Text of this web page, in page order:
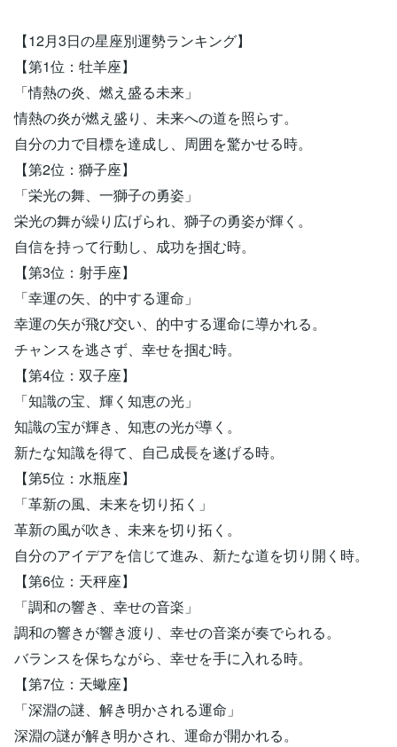
【12月3日の星座別運勢ランキング】
【第1位：牡羊座】
「情熱の炎、燃え盛る未来」
情熱の炎が燃え盛り、未来への道を照らす。
自分の力で目標を達成し、周囲を驚かせる時。
【第2位：獅子座】
「栄光の舞、一獅子の勇姿」
栄光の舞が繰り広げられ、獅子の勇姿が輝く。
自信を持って行動し、成功を掴む時。
【第3位：射手座】
「幸運の矢、的中する運命」
幸運の矢が飛び交い、的中する運命に導かれる。
チャンスを逃さず、幸せを掴む時。
【第4位：双子座】
「知識の宝、輝く知恵の光」
知識の宝が輝き、知恵の光が導く。
新たな知識を得て、自己成長を遂げる時。
【第5位：水瓶座】
「革新の風、未来を切り拓く」
革新の風が吹き、未来を切り拓く。
自分のアイデアを信じて進み、新たな道を切り開く時。
【第6位：天秤座】
「調和の響き、幸せの音楽」
調和の響きが響き渡り、幸せの音楽が奏でられる。
バランスを保ちながら、幸せを手に入れる時。
【第7位：天蠍座】
「深淵の謎、解き明かされる運命」
深淵の謎が解き明かされ、運命が開かれる。